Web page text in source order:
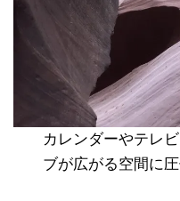
カレンダーやテレ
ブが広がる空間に圧